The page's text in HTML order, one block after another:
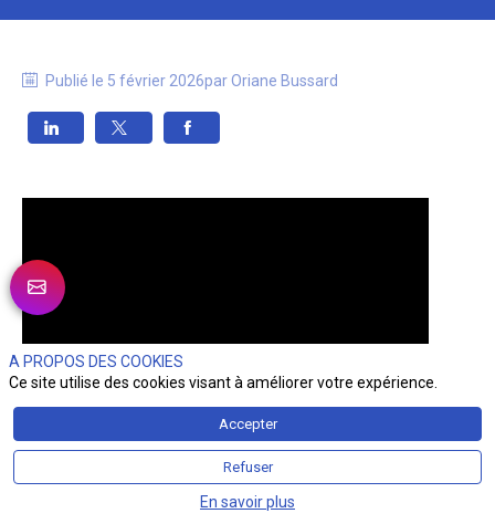
Publié le 5 février 2026parOriane Bussard
A PROPOS DES COOKIES
Ce site utilise des cookies visant à améliorer votre expérience.
Accepter
Refuser
En savoir plus